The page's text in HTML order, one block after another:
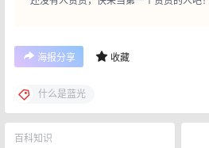
海报分享 收藏
什么是蓝光
百科知识